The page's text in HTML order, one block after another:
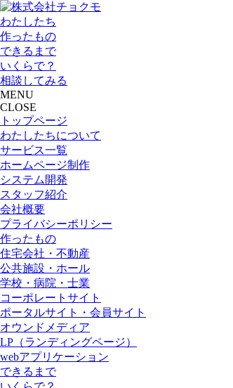
わたしたち
作ったもの
できるまで
いくらで？
相談してみる
MENU
CLOSE
トップページ
わたしたちについて
サービス一覧
ホームページ制作
システム開発
スタッフ紹介
会社概要
プライバシーポリシー
作ったもの
住宅会社・不動産
公共施設・ホール
学校・病院・士業
コーポレートサイト
ポータルサイト・会員サイト
オウンドメディア
LP（ランディングページ）
webアプリケーション
できるまで